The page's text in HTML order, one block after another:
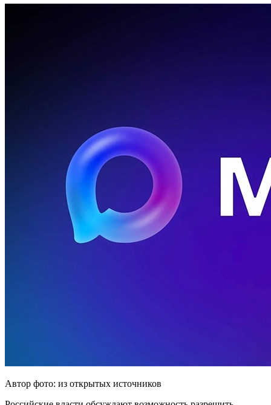
Автор фото: из открытых источников